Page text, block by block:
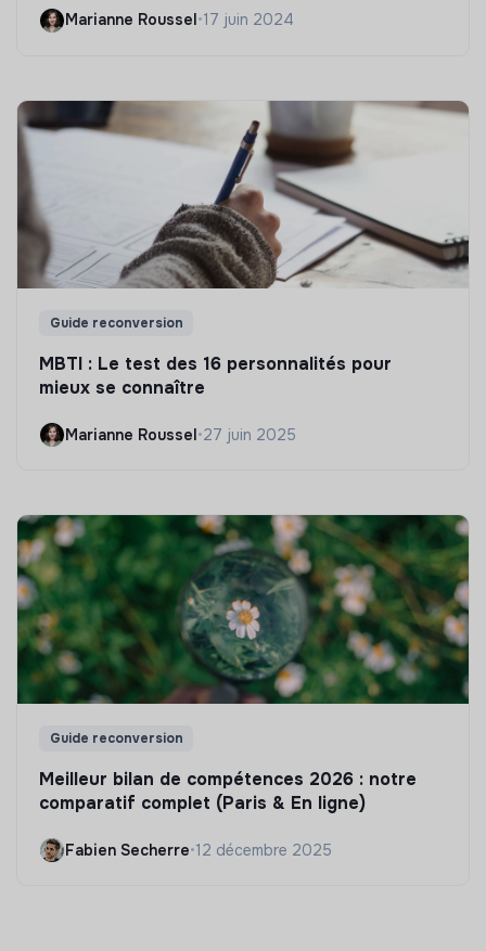
Marianne Roussel•17 juin 2024
Guide reconversion
MBTI : Le test des 16 personnalités pour
mieux se connaître
Marianne Roussel•27 juin 2025
Guide reconversion
Meilleur bilan de compétences 2026 : notre
comparatif complet (Paris & En ligne)
Fabien Secherre•12 décembre 2025